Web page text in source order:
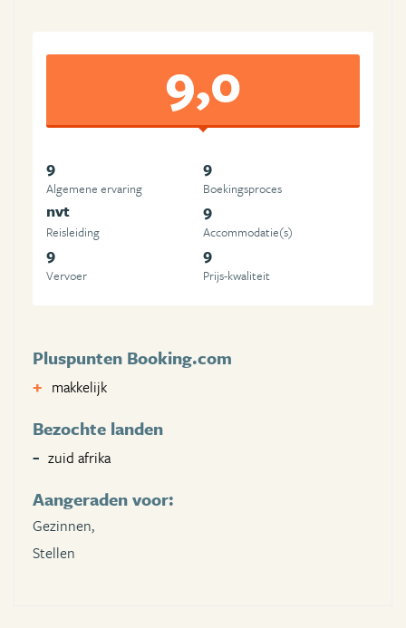
9,0
9
Algemene ervaring
9
Boekingsproces
nvt
Reisleiding
9
Accommodatie(s)
9
Vervoer
9
Prijs-kwaliteit
Pluspunten Booking.com
makkelijk
Bezochte landen
zuid afrika
Aangeraden voor:
Gezinnen,
Stellen